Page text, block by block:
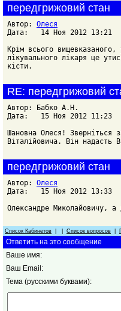
передгрижовий стан
Автор: Олеся
Дата: 14 Ноя 2012 13:21
Крім всього
лікувального лікаря це
кісти.
RE: передгрижовий
Автор: Бабко А.Н.
Дата: 15 Ноя 2012 11:23
Шановна Олеся! Зверніться
Віталійовича. Він надасть
передгрижовий стан
Автор: Олеся
Дата: 15 Ноя 2012 13:33
Олександре Миколайовичу,
Список Кабинетов
Список вопросов
Ответить на это сообщение
Ваше имя:
Ваш Email:
Тема (русскими буквами):